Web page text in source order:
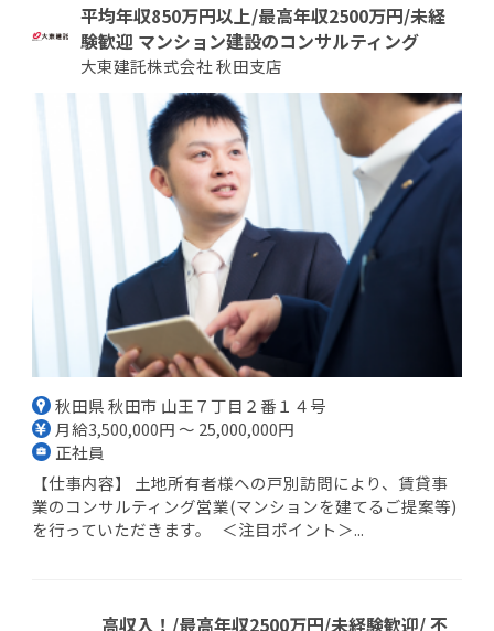
平均年収850万円以上/最高年収2500万円/未経
験歓迎 マンション建設のコンサルティング
大東建託株式会社 秋田支店
秋田県 秋田市 山王７丁目２番１４号
月給3,500,000円 ～ 25,000,000円
正社員
【仕事内容】 土地所有者様への戸別訪問により、賃貸事
業のコンサルティング営業(マンションを建てるご提案等)
を行っていただきます。 ＜注目ポイント＞...
高収入！/最高年収2500万円/未経験歓迎/ 不